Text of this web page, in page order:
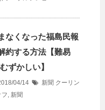
なくなった福島民報
約する方法【難易
ずかしい】
04/14 新聞 クーリン
フ, 新聞